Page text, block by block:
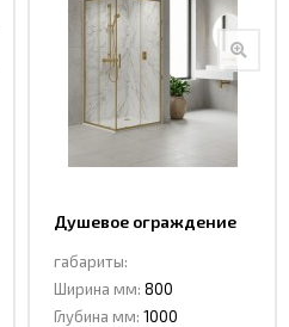
Душевое ограждение
раздвижная CL902MG-
8011 MATT GOLD
габариты:
Ширина мм: 800
Глубина мм: 1000